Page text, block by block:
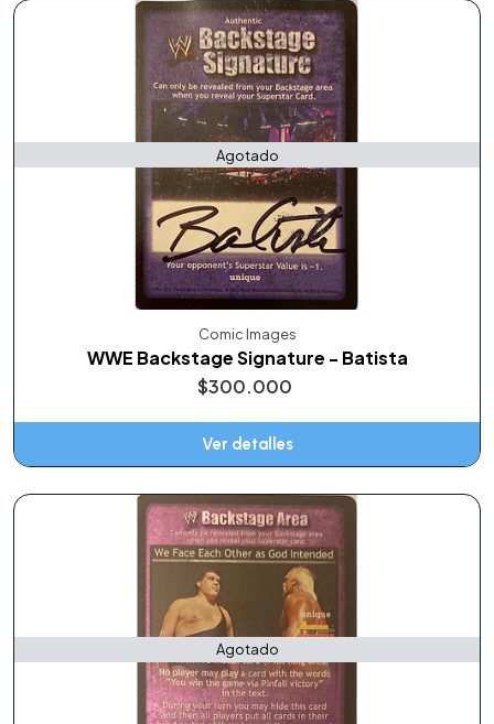
Agotado
Comic Images
WWE Backstage Signature - Batista
$300.000
Ver detalles
Agotado